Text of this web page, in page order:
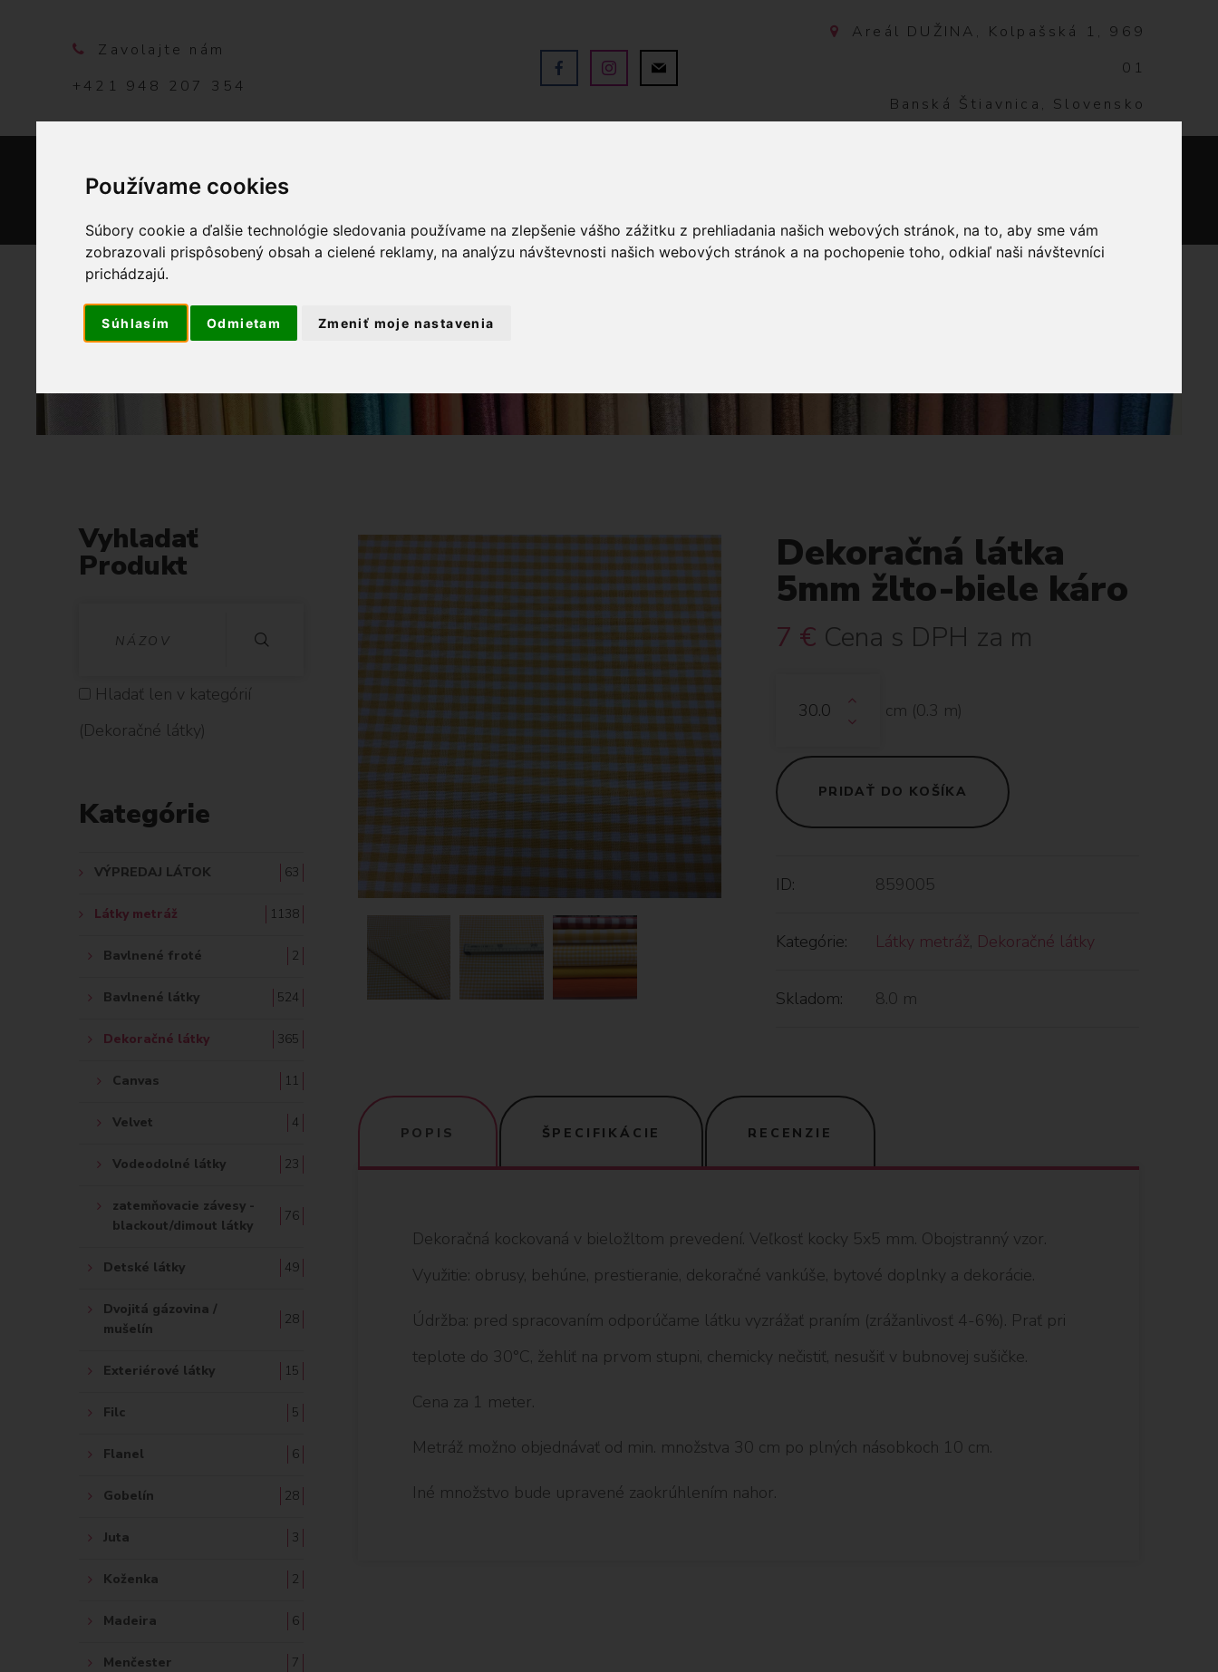
Používame cookies
Súbory cookie a ďalšie technológie sledovania používame na zlepšenie vášho zážitku z prehliadania našich webových stránok, na to, aby sme vám
zobrazovali prispôsobený obsah a cielené reklamy, na analýzu návštevnosti našich webových stránok a na pochopenie toho, odkiaľ naši návštevníci
prichádzajú.
Súhlasím Odmietam Zmeniť moje nastavenia
Zavolajte nám
+421 948 207 354
Areál DUŽINA, Kolpašská 1, 969
01
Banská Štiavnica, Slovensko
OBCHOD LÁTKY METRÁŽ
Dekoračná látka
5mm žlto-biele káro
7 € Cena s DPH za m
cm (0.3 m)
PRIDAŤ DO KOŠÍKA
ID: 859005
Kategórie: Látky metráž, Dekoračné látky
Skladom: 8.0 m
POPIS ŠPECIFIKÁCIE RECENZIE
Dekoračná kockovaná v bieložltom prevedení. Veľkosť kocky 5x5 mm. Obojstranný vzor.
Využitie: obrusy, behúne, prestieranie, dekoračné vankúše, bytové doplnky a dekorácie.
Údržba: pred spracovaním odporúčame látku vyzrážať praním (zrážanlivosť 4-6%). Prať pri
teplote do 30°C, žehliť na prvom stupni, chemicky nečistiť, nesušiť v bubnovej sušičke.
Cena za 1 meter.
Metráž možno objednávať od min. množstva 30 cm po plných násobkoch 10 cm.
Iné množstvo bude upravené zaokrúhlením nahor.
Vyhladať
Produkt
H
L
D
Ť
:
Hladať len v kategórií
(Dekoračné látky)
Kategórie
VÝPREDAJ LÁTOK 63
Látky metráž 1138
Bavlnené froté 2
Bavlnené látky 524
Dekoračné látky 365
Canvas 11
Velvet 4
Vodeodolné látky 23
zatemňovacie závesy -
blackout/dimout látky
76
Detské látky 49
Dvojitá gázovina /
mušelín
28
Exteriérové látky 15
Filc 5
Flanel 6
Gobelín 28
Juta 3
Koženka 2
Madeira 6
Menčester 7